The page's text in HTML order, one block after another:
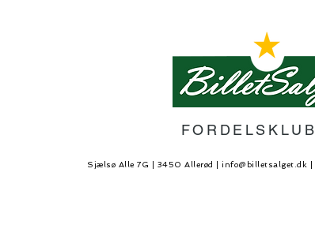
Sjælsø Alle 7G | 3450 Allerød |info@billetsalget.dk